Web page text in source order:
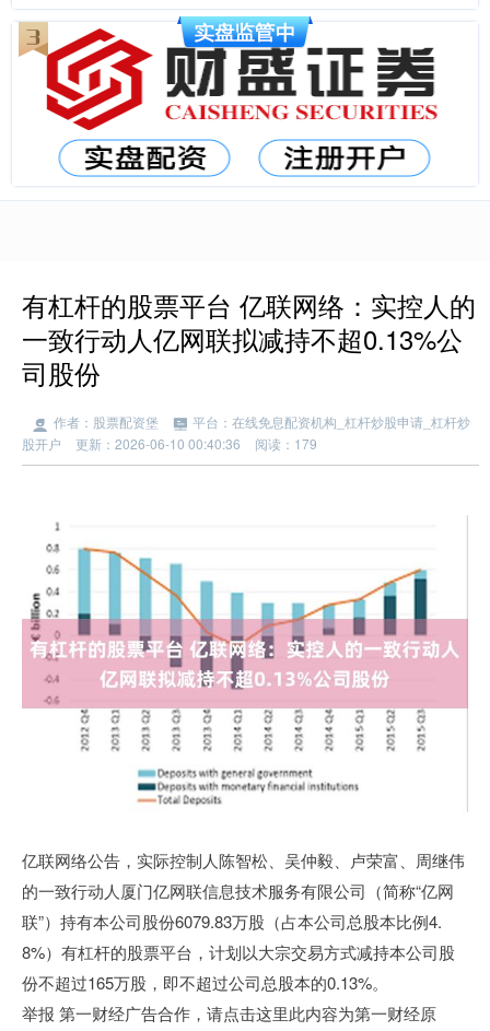
有杠杆的股票平台 亿联网络：实控人的
一致行动人亿网联拟减持不超0.13%公
司股份
作者：股票配资堡
平台：在线免息配资机构_杠杆炒股申请_杠杆炒
股开户
更新：2026-06-10 00:40:36 阅读：179
亿联网络公告，实际控制人陈智松、吴仲毅、卢荣富、周继伟
的一致行动人厦门亿网联信息技术服务有限公司（简称“亿网
联”）持有本公司股份6079.83万股（占本公司总股本比例4.
8%）有杠杆的股票平台，计划以大宗交易方式减持本公司股
份不超过165万股，即不超过公司总股本的0.13%。
举报 第一财经广告合作，请点击这里此内容为第一财经原